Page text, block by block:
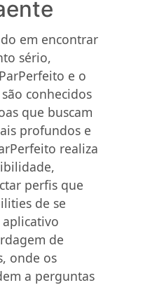
em encontrar
sério,
e o
conhecidos
que buscam
profundos e
realiza
perfis que
de se
aplicativo
de
onde os
a perguntas